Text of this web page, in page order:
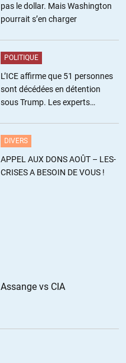
pas le dollar. Mais Washington
pourrait s’en charger
POLITIQUE
L’ICE affirme que 51 personnes
sont décédées en détention
sous Trump. Les experts
DIVERS
APPEL AUX DONS AOÛT – LES-
CRISES A BESOIN DE VOUS !
Assange vs CIA